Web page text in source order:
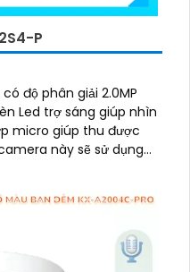
P
độ phân giải 2.0MP
Led trợ sáng giúp nhìn
micro giúp thu được
này sẽ sử dụng